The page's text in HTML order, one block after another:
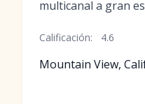
multicanal a gran
Calificación: 4.6
Mountain View,